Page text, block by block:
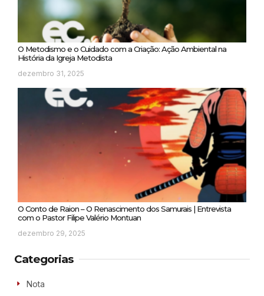
O Metodismo e o Cuidado com a Criação: Ação Ambiental na
História da Igreja Metodista
dezembro 31, 2025
O Conto de Raion – O Renascimento dos Samurais | Entrevista
com o Pastor Filipe Valério Montuan
dezembro 29, 2025
Categorias
Nota